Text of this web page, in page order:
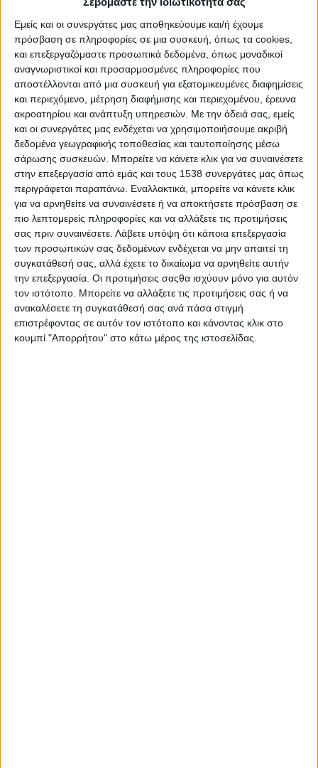
Εμείς και οι συνεργάτες μας αποθηκεύουμε και/ή έχουμε
πρόσβαση σε πληροφορίες σε μια συσκευή, όπως τα cookies,
και επεξεργαζόμαστε προσωπικά δεδομένα, όπως μοναδικοί
αναγνωριστικοί και προσαρμοσμένες πληροφορίες που
αποστέλλονται από μια συσκευή για εξατομικευμένες διαφημίσεις
και περιεχόμενο, μέτρηση διαφήμισης και περιεχομένου, έρευνα
ακροατηρίου και ανάπτυξη υπηρεσιών. Με την άδειά σας, εμείς
και οι συνεργάτες μας ενδέχεται να χρησιμοποιήσουμε ακριβή
δεδομένα γεωγραφικής τοποθεσίας και ταυτοποίησης μέσω
σάρωσης συσκευών. Μπορείτε να κάνετε κλικ για να συναινέσετε
στην επεξεργασία από εμάς και τους 1538 συνεργάτες μας όπως
περιγράφεται παραπάνω. Εναλλακτικά, μπορείτε να κάνετε κλικ
για να αρνηθείτε να συναινέσετε ή να αποκτήσετε πρόσβαση σε
πιο λεπτομερείς πληροφορίες και να αλλάξετε τις προτιμήσεις
σας πριν συναινέσετε. Λάβετε υπόψη ότι κάποια επεξεργασία
των προσωπικών σας δεδομένων ενδέχεται να μην απαιτεί τη
συγκατάθεσή σας, αλλά έχετε το δικαίωμα να αρνηθείτε αυτήν
την επεξεργασία. Οι προτιμήσεις σαςθα ισχύουν μόνο για αυτόν
τον ιστότοπο. Μπορείτε να αλλάξετε τις προτιμήσεις σας ή να
ανακαλέσετε τη συγκατάθεσή σας ανά πάσα στιγμή
επιστρέφοντας σε αυτόν τον ιστότοπο και κάνοντας κλικ στο
κουμπί "Απορρήτου" στο κάτω μέρος της ιστοσελίδας.
καταστροφής, όπως
θανατηφόρες ή
ανίατες ασθένειες,
φυλάκιση ή άλλη στέρηση ελευθερίας, απώλεια εισοδήματος ή
εργασίας, διαζύγιο ή βίαιος χωρισμός, θάνατος ή
αποπροσωποποίηση αγαπημένου. Μπορούν ακόμα να
εμφανιστούν και σε θετικές αλλαγές που έχουν παράπλευρες
απώλειες αγαπημένης ρουτίνας.
Σύμφωνα με την Kübler-Ross, τα στάδια του πένθους δεν
εμφανίζονται με την ίδια σειρά σε όλους ούτε βιώνονται
αναγκαστικά στο σύνολό τους. Το λιγότερο δύο όμως από τα
πέντε κάνουν την εμφάνισή τους με κάποιο τρόπο. Όσο
περισσότερα, τόσο το καλύτερο, γιατί αποτελούν μηχανισμούς
αντιμετώπισης της απώλειας σε βάθος χρόνου. Κάτι σαν αυτό
που λέμε «ο χρόνος είναι ο καλύτερος γιατρός». Κάποτε
βοηθούν και υποδίκους να αναγνωρίσουν την ενοχή τους και
να διαχειριστούν καλύτερα την υπόθεσή τους.
Συνοπτικά, τα πέντε στάδια είναι της άρνησης, του θυμού, της
διαπραγμάτευσης, της κατάθλιψης και της αποδοχής. Για να τα